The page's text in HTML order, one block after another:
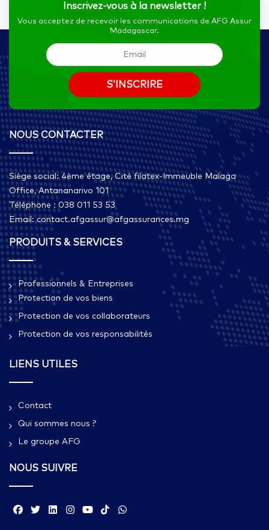
Inscrivez-vous à la newsletter !
Vous acceptez de recevoir les communications de AFG Assur
Madagascar.
NOUS CONTACTER
Siège social: 4ème étage, Cité filatex-Immeuble Malaga
Office, Antananarivo 101
Téléphone : 038 011 53 53
Email: contact.afgassur@afgassurances.mg
PRODUITS & SERVICES
Professionnels & Entreprises
Protection de vos biens
Protection de vos collaborateurs
Protection de vos responsabilités
LIENS UTILES
Contact
Qui sommes nous ?​
Le groupe AFG
NOUS SUIVRE